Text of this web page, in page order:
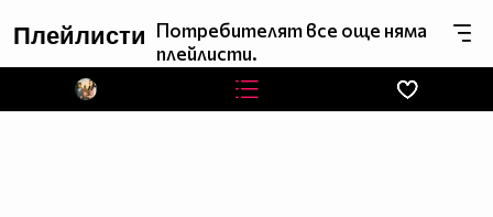
им пастрок Дурмуш и работи ден и нощ, за да го
постигне. Опитите им да създадат нов живот в
Истанбул поставя началото на верига от събития,
които довеждат до кражбата на ценна кутия за бижута,
Плейлисти Потребителят все още няма
плейлисти.